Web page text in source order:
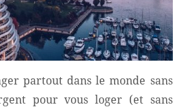
partout dans le monde sans
pour vous loger (et sans